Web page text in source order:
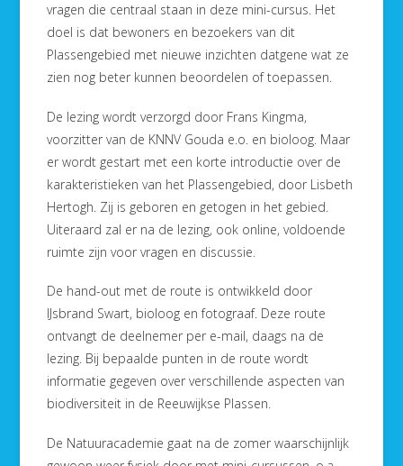
vragen die centraal staan in deze mini-cursus. Het
doel is dat bewoners en bezoekers van dit
Plassengebied met nieuwe inzichten datgene wat ze
zien nog beter kunnen beoordelen of toepassen.
De lezing wordt verzorgd door Frans Kingma,
voorzitter van de KNNV Gouda e.o. en bioloog. Maar
er wordt gestart met een korte introductie over de
karakteristieken van het Plassengebied, door Lisbeth
Hertogh. Zij is geboren en getogen in het gebied.
Uiteraard zal er na de lezing, ook online, voldoende
ruimte zijn voor vragen en discussie.
De hand-out met de route is ontwikkeld door
IJsbrand Swart, bioloog en fotograaf. Deze route
ontvangt de deelnemer per e-mail, daags na de
lezing. Bij bepaalde punten in de route wordt
informatie gegeven over verschillende aspecten van
biodiversiteit in de Reeuwijkse Plassen.
De Natuuracademie gaat na de zomer waarschijnlijk